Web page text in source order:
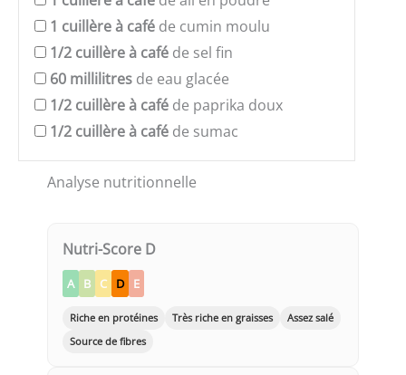
1 cuillère à café de cumin moulu
1/2 cuillère à café de sel fin
60 millilitres de eau glacée
1/2 cuillère à café de paprika doux
1/2 cuillère à café de sumac
Analyse nutritionnelle
Nutri-Score D
A B C D E
Riche en protéines Très riche en graisses
Assez salé
Source de fibres